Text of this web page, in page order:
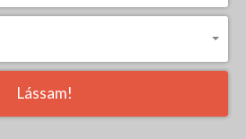
Lássam!